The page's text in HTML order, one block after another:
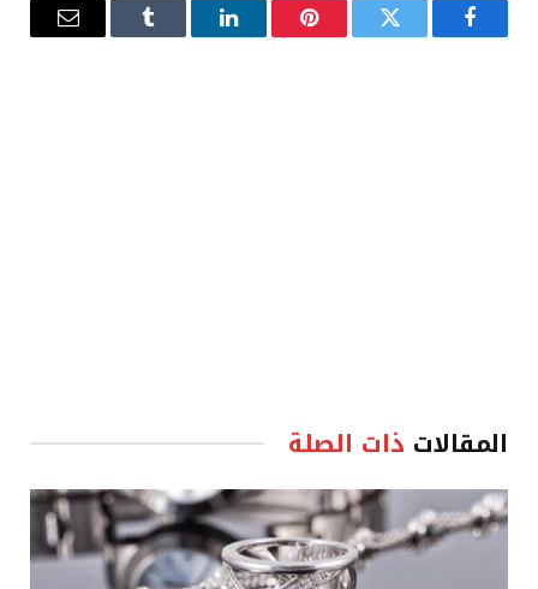
فيسبوك تويتر بينتيريستلينكدإن Tumblr
البريد
المقالات ذات الصلة